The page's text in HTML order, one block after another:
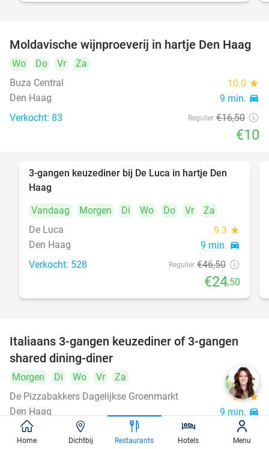
39%
Moldavische wijnproeverij in hartje Den Haag
Wo Do Vr
Za
Buza Central
10.0 star
Den Haag 9 min. directions_car
Verkocht: 83 Regulier €16,50
€10
47%
3-gangen keuzediner bij De Luca in hartje Den
Haag
Vandaag
Morgen Di Wo Do Vr
Za
De Luca
9.3 star
Den Haag 9 min. directions_car
Verkocht: 528 Regulier €46,50
€24,50
50%
Italiaans 3-gangen keuzediner of 3-gangen
shared dining-diner
Morgen Di Wo Vr
Za
De Pizzabakkers Dagelijkse Groenmarkt
8.6star
Den Haag 9 min. directions_car
Verkocht: 760 Regulier ,95
Home Dichtbij Restaurants Hotels Menu